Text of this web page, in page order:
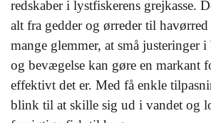
redskaber i lystfiskerens grejkasse.
alt fra gedder og ørreder til
mange glemmer, at små justeringer
og bevægelse kan gøre en markant
effektivt det er. Med få enkle
blink til at skille sig ud i vandet og